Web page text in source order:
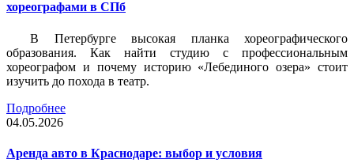
хореографами в СПб
В Петербурге высокая планка хореографического
образования. Как найти студию с профессиональным
хореографом и почему историю «Лебединого озера» стоит
изучить до похода в театр.
Подробнее
04.05.2026
Аренда авто в Краснодаре: выбор и условия